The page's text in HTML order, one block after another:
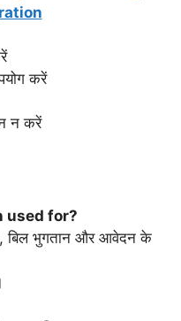
करें
न करें
used for?
बिल भुगतान और आवेदन के